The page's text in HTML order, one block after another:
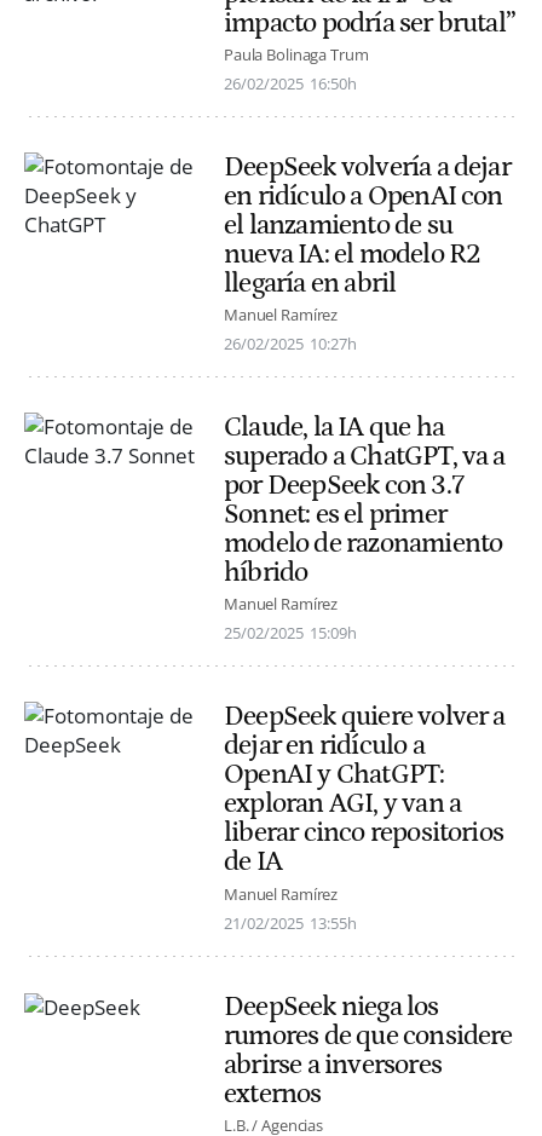
impacto podría ser brutal”
Paula Bolinaga Trum
26/02/2025 16:50h
DeepSeek volvería a dejar
en ridículo a OpenAI con
el lanzamiento de su
nueva IA: el modelo R2
llegaría en abril
Manuel Ramírez
26/02/2025 10:27h
Claude, la IA que ha
superado a ChatGPT, va a
por DeepSeek con 3.7
Sonnet: es el primer
modelo de razonamiento
híbrido
Manuel Ramírez
25/02/2025 15:09h
DeepSeek quiere volver a
dejar en ridículo a
OpenAI y ChatGPT:
exploran AGI, y van a
liberar cinco repositorios
de IA
Manuel Ramírez
21/02/2025 13:55h
DeepSeek niega los
rumores de que considere
abrirse a inversores
externos
L.B. / Agencias